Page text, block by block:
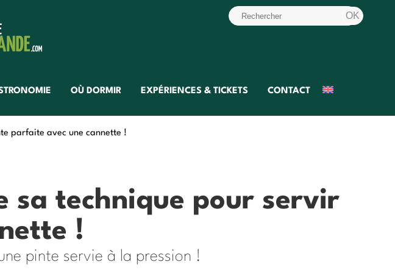
OÙ DORMIR EXPÉRIENCES & TICKETS CONTACT
parfaite avec une cannette !
sa technique pour servir
!
pinte servie à la pression !